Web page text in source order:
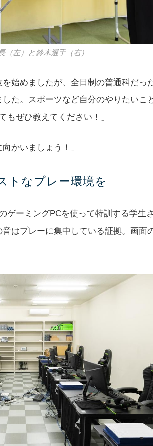
左）と鈴木選手（右）
始めましたが、全日制の普通科だっ
た。スポーツなど自分のやりたいこ
もぜひ教えてください！」
かいましょう！」
トなプレー環境を
ゲーミングPCを使って特訓する学生
はプレーに集中している証拠。画面